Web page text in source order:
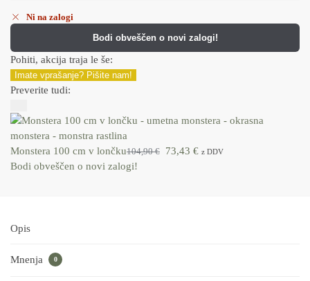
Ni na zalogi
Bodi obveščen o novi zalogi!
Pohiti, akcija traja le še:
Imate vprašanje? Pišite nam!
Preverite tudi:
Monstera 100 cm v lončku104,90€ 73,43 € z DDV
Bodi obveščen o novi zalogi!
Opis
Mnenja 0